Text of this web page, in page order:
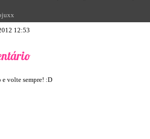
12:53
volte sempre! :D